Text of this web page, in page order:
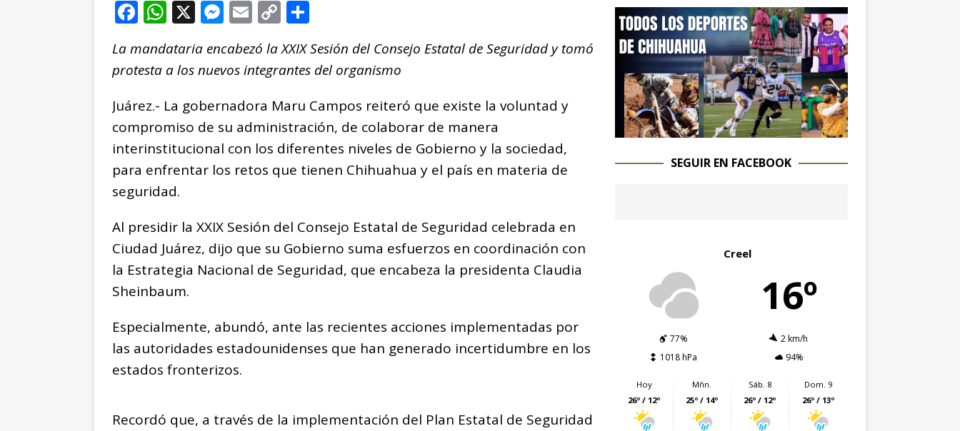
F
c
e
b
o
o
k
W
at
s
A
p
p
X M
ss
e
n
g
e
r
E
ai
l
C
p
y
Li
n
k
m
p
ar
ti
r
La mandataria encabezó la XXIX Sesión del Consejo Estatal de Seguridad y tomó
protesta a los nuevos integrantes del organismo
Juárez.- La gobernadora Maru Campos reiteró que existe la voluntad y
compromiso de su administración, de colaborar de manera
interinstitucional con los diferentes niveles de Gobierno y la sociedad,
para enfrentar los retos que tienen Chihuahua y el país en materia de
seguridad.
Al presidir la XXIX Sesión del Consejo Estatal de Seguridad celebrada en
Ciudad Juárez, dijo que su Gobierno suma esfuerzos en coordinación con
la Estrategia Nacional de Seguridad, que encabeza la presidenta Claudia
Sheinbaum.
Especialmente, abundó, ante las recientes acciones implementadas por
las autoridades estadounidenses que han generado incertidumbre en los
estados fronterizos.
Recordó que, a través de la implementación del Plan Estatal de Seguridad
SEGUIR EN FACEBOOK
Creel
16º
77%
2 km/h
1018 hPa
94%
Hoy
26º / 12º
Mñn.
25º / 14º
Sáb. 8
26º / 12º
Dom. 9
26º / 13º